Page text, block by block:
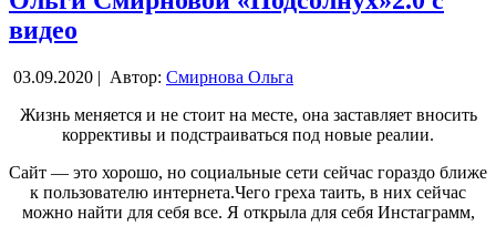
видео
03.09.2020 | Автор: Смирнова Ольга
Жизнь меняется и не стоит на месте, она заставляет вносить
коррективы и подстраиваться под новые реалии.
Сайт — это хорошо, но социальные сети сейчас гораздо ближе
к пользователю интернета.Чего греха таить, в них сейчас
можно найти для себя все. Я открыла для себя Инстаграмм,